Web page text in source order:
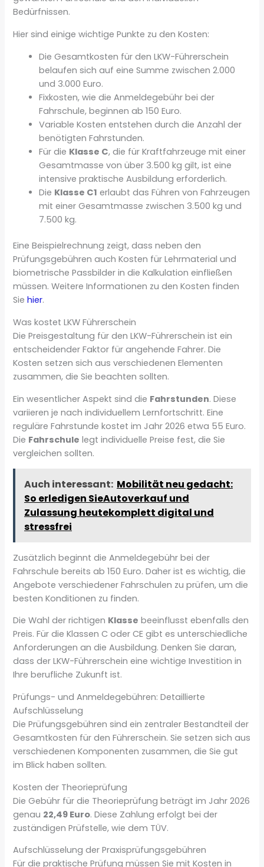
Bedürfnissen.
Hier sind einige wichtige Punkte zu den Kosten:
Die Gesamtkosten für den LKW-Führerschein
belaufen sich auf eine Summe zwischen 2.000
und 3.000 Euro.
Fixkosten, wie die Anmeldegebühr bei der
Fahrschule, beginnen ab 150 Euro.
Variable Kosten entstehen durch die Anzahl der
benötigten Fahrstunden.
Für die Klasse C, die für Kraftfahrzeuge mit einer
Gesamtmasse von über 3.500 kg gilt, ist eine
intensive praktische Ausbildung erforderlich.
Die Klasse C1 erlaubt das Führen von Fahrzeugen
mit einer Gesamtmasse zwischen 3.500 kg und
7.500 kg.
Eine Beispielrechnung zeigt, dass neben den
Prüfungsgebühren auch Kosten für Lehrmaterial und
biometrische Passbilder in die Kalkulation einfließen
müssen. Weitere Informationen zu den Kosten finden
Siehier.
Was kostet LKW Führerschein
Die Preisgestaltung für den LKW-Führerschein ist ein
entscheidender Faktor für angehende Fahrer. Die
Kosten setzen sich aus verschiedenen Elementen
zusammen, die Sie beachten sollten.
Ein wesentlicher Aspekt sind die Fahrstunden. Diese
variieren je nach individuellem Lernfortschritt. Eine
reguläre Fahrstunde kostet im Jahr 2026 etwa 55 Euro.
Die Fahrschule legt individuelle Preise fest, die Sie
vergleichen sollten.
Auch interessant: Mobilität neu gedacht:
So erledigen SieAutoverkauf und
Zulassung heutekomplett digital und
stressfrei
Zusätzlich beginnt die Anmeldegebühr bei der
Fahrschule bereits ab 150 Euro. Daher ist es wichtig, die
Angebote verschiedener Fahrschulen zu prüfen, um die
besten Konditionen zu finden.
Die Wahl der richtigen Klasse beeinflusst ebenfalls den
Preis. Für die Klassen C oder CE gibt es unterschiedliche
Anforderungen an die Ausbildung. Denken Sie daran,
dass der LKW-Führerschein eine wichtige Investition in
Ihre berufliche Zukunft ist.
Prüfungs- und Anmeldegebühren: Detaillierte
Aufschlüsselung
Die Prüfungsgebühren sind ein zentraler Bestandteil der
Gesamtkosten für den Führerschein. Sie setzen sich aus
verschiedenen Komponenten zusammen, die Sie gut
im Blick haben sollten.
Kosten der Theorieprüfung
Die Gebühr für die Theorieprüfung beträgt im Jahr 2026
genau 22,49 Euro. Diese Zahlung erfolgt bei der
zuständigen Prüfstelle, wie dem TÜV.
Aufschlüsselung der Praxisprüfungsgebühren
Für die praktische Prüfung müssen Sie mit Kosten in